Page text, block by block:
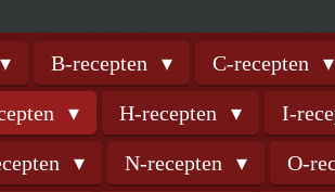
B-recepten C-recepten
H-recepten I-
N-recepten O-